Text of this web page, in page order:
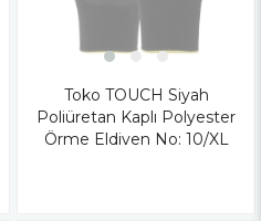
Toko TOUCH Siyah
Poliüretan Kaplı Polyester
Örme Eldiven No: 10/XL